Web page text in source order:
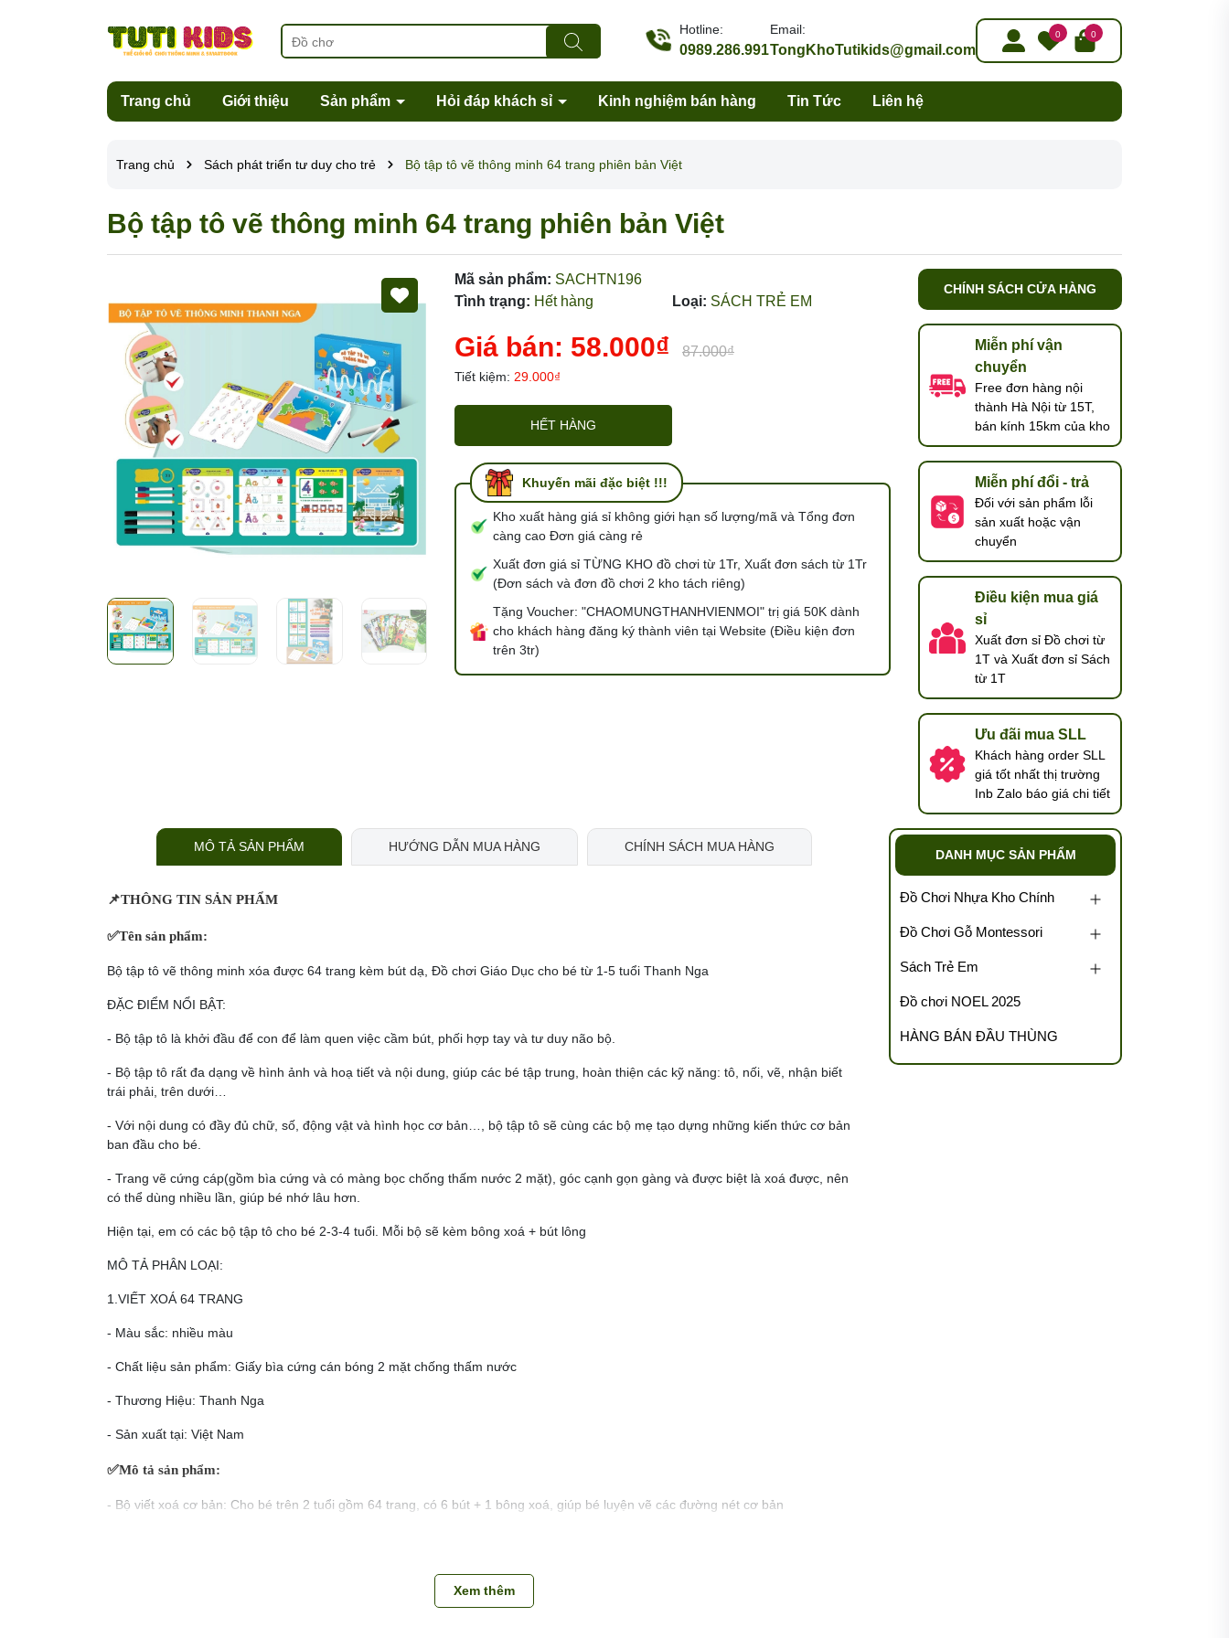
Hotline:
0989.286.991
Email:
TongKhoTutikids@gmail.com
0 0
Trang chủ Giới thiệu Sản phẩm Hỏi đáp khách sỉ Kinh nghiệm bán hàng Tin Tức Liên hệ
Trang chủ Sách phát triển tư duy cho trẻ Bộ tập tô vẽ thông minh 64 trang phiên bản Việt
Bộ tập tô vẽ thông minh 64 trang phiên bản Việt
Mã sản phẩm: SACHTN196
Tình trạng: Hết hàng Loại: SÁCH TRẺ EM
Giá bán: 58.000₫ 87.000₫
Tiết kiệm: 29.000₫
HẾT HÀNG
Khuyến mãi đặc biệt !!!
Kho xuất hàng giá sỉ không giới hạn số lượng/mã và Tổng đơn
càng cao Đơn giá càng rẻ
Xuất đơn giá sỉ TỪNG KHO đồ chơi từ 1Tr, Xuất đơn sách từ 1Tr
(Đơn sách và đơn đồ chơi 2 kho tách riêng)
Tặng Voucher: "CHAOMUNGTHANHVIENMOI" trị giá 50K dành
cho khách hàng đăng ký thành viên tại Website (Điều kiện đơn
trên 3tr)
Mã giảm giá:
Điều kiện:
CHÍNH SÁCH CỬA HÀNG
Miễn phí vận
chuyển
Free đơn hàng nội
thành Hà Nội từ 15T,
bán kính 15km của kho
Miễn phí đổi - trả
Đối với sản phẩm lỗi
sản xuất hoặc vận
chuyển
Điều kiện mua giá
sỉ
Xuất đơn sỉ Đồ chơi từ
1T và Xuất đơn sỉ Sách
từ 1T
Ưu đãi mua SLL
Khách hàng order SLL
giá tốt nhất thị trường
Inb Zalo báo giá chi tiết
MÔ TẢ SẢN PHẨM HƯỚNG DẪN MUA HÀNG CHÍNH SÁCH MUA HÀNG
📌THÔNG TIN SẢN PHẨM
✅Tên sản phẩm:
Bộ tập tô vẽ thông minh xóa được 64 trang kèm bút dạ, Đồ chơi Giáo Dục cho bé từ 1-5 tuổi Thanh Nga
ĐẶC ĐIỂM NỔI BẬT:
- Bộ tập tô là khởi đầu để con để làm quen việc cầm bút, phối hợp tay và tư duy não bộ.
- Bộ tập tô rất đa dạng về hình ảnh và hoạ tiết và nội dung, giúp các bé tập trung, hoàn thiện các kỹ năng: tô, nối, vẽ, nhận biết
trái phải, trên dưới…
- Với nội dung có đầy đủ chữ, số, động vật và hình học cơ bản…, bộ tập tô sẽ cùng các bộ mẹ tạo dựng những kiến thức cơ bản
ban đầu cho bé.
- Trang vẽ cứng cáp(gồm bìa cứng và có màng bọc chống thấm nước 2 mặt), góc cạnh gọn gàng và được biệt là xoá được, nên
có thể dùng nhiều lần, giúp bé nhớ lâu hơn.
Hiện tại, em có các bộ tập tô cho bé 2-3-4 tuổi. Mỗi bộ sẽ kèm bông xoá + bút lông
MÔ TẢ PHÂN LOẠI:
1.VIẾT XOÁ 64 TRANG
- Màu sắc: nhiều màu
- Chất liệu sản phẩm: Giấy bìa cứng cán bóng 2 mặt chống thấm nước
- Thương Hiệu: Thanh Nga
- Sản xuất tại: Việt Nam
✅Mô tả sản phẩm:
- Bộ viết xoá cơ bản: Cho bé trên 2 tuổi gồm 64 trang, có 6 bút + 1 bông xoá, giúp bé luyện vẽ các đường nét cơ bản
Xem thêm
DANH MỤC SẢN PHẨM
Đồ Chơi Nhựa Kho Chính
Đồ Chơi Gỗ Montessori
Sách Trẻ Em
Đồ chơi NOEL 2025
HÀNG BÁN ĐẦU THÙNG